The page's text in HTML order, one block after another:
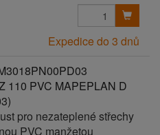
Expedice do 3 dnů
110 PVC MAPEPLAN D
pro nezateplené střechy
PVC manžetou